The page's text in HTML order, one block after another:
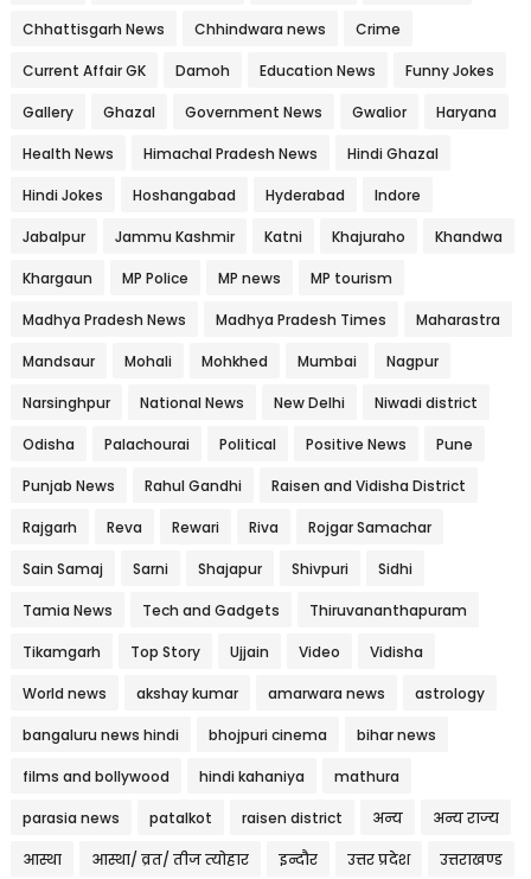
Chhattisgarh News Chhindwara news Crime
Current Affair GK Damoh Education News Funny Jokes
Gallery Ghazal Government News Gwalior Haryana
Health News Himachal Pradesh News Hindi Ghazal
Hindi Jokes Hoshangabad Hyderabad Indore
Jabalpur Jammu Kashmir Katni Khajuraho Khandwa
Khargaun MP Police MP news MP tourism
Madhya Pradesh News Madhya Pradesh Times Maharastra
Mandsaur Mohali Mohkhed Mumbai Nagpur
Narsinghpur National News New Delhi Niwadi district
Odisha Palachourai Political Positive News Pune
Punjab News Rahul Gandhi Raisen and Vidisha District
Rajgarh Reva Rewari Riva Rojgar Samachar
Sain Samaj Sarni Shajapur Shivpuri Sidhi
Tamia News Tech and Gadgets Thiruvananthapuram
Tikamgarh Top Story Ujjain Video Vidisha
World news akshay kumar amarwara news astrology
bangaluru news hindi bhojpuri cinema bihar news
films and bollywood hindi kahaniya mathura
parasia news patalkot raisen district अन्य अन्य राज्य
आस्था आस्था/ व्रत/ तीज त्‍योहार इन्दौर उत्तर प्रदेश उत्तराखण्ड